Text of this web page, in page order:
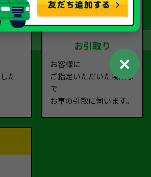
た
お引取り
お客様に
ご指定いただいた場所ま
で
お車の引取に伺います。
✕